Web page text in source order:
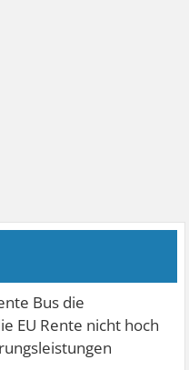
Bus die
EU Rente nicht hoch